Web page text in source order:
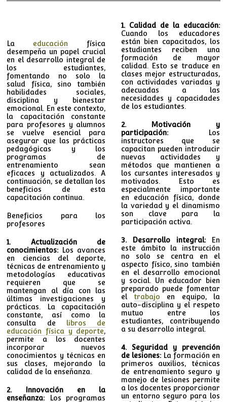
La educación física
desempeña un papel crucial
en el desarrollo integral de
los estudiantes,
fomentando no solo la
salud física, sino también
habilidades sociales,
disciplina y bienestar
emocional. En este contexto,
la capacitación constante
para profesores y alumnos
se vuelve esencial para
asegurar que las prácticas
pedagógicas y los
programas de
entrenamiento sean
eficaces y actualizados. A
continuación, se detallan los
beneficios de esta
capacitación continua.
Beneficios para los
profesores
1. Actualización de
conocimientos: Los avances
en ciencias del deporte,
técnicas de entrenamiento y
metodologías educativas
requieren que se
mantengan al día con las
últimas investigaciones y
prácticas. La capacitación
constante, así como la
consulta de libros de
educación física y deporte,
permite a los docentes
incorporar nuevos
conocimientos y técnicas en
sus clases, mejorando la
calidad de la enseñanza.
2. Innovación en la
enseñanza: Los programas
1. Calidad de la educación:
Cuando los educadores
están bien capacitados, los
estudiantes reciben una
formación de mayor
calidad. Esto se traduce en
clases mejor estructuradas,
con actividades variadas y
adecuadas a las
necesidades y capacidades
de los estudiantes.
2. Motivación y
participación:Los
instructores que se
capacitan pueden introducir
nuevas actividades y
métodos que mantienen a
los cursantes interesados y
motivados. Esto es
especialmente importante
en educación física, donde
la variedad y el dinamismo
son clave para la
participación activa.
3. Desarrollo integral:En
este ámbito la instrucción
no solo se centra en el
aspecto físico, sino también
en el desarrollo emocional
y social. Un educador bien
preparado puede fomentar
el trabajo en equipo, la
auto-disciplina y el respeto
mutuo entre los
estudiantes, contribuyendo
a su desarrollo integral.
4. Seguridad y prevención
de lesiones:La formación en
primeros auxilios, técnicas
de entrenamiento seguro y
manejo de lesiones permite
a los docentes proporcionar
un entorno seguro para los